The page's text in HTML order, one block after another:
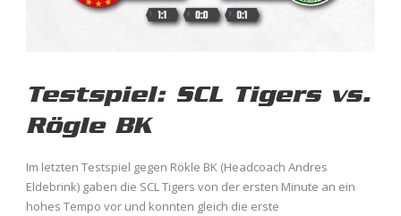
Testspiel: SCL Tigers vs.
Rögle BK
Im letzten Testspiel gegen Rökle BK (Headcoach Andres
Eldebrink) gaben die SCL Tigers von der ersten Minute an ein
hohes Tempo vor und konnten gleich die erste